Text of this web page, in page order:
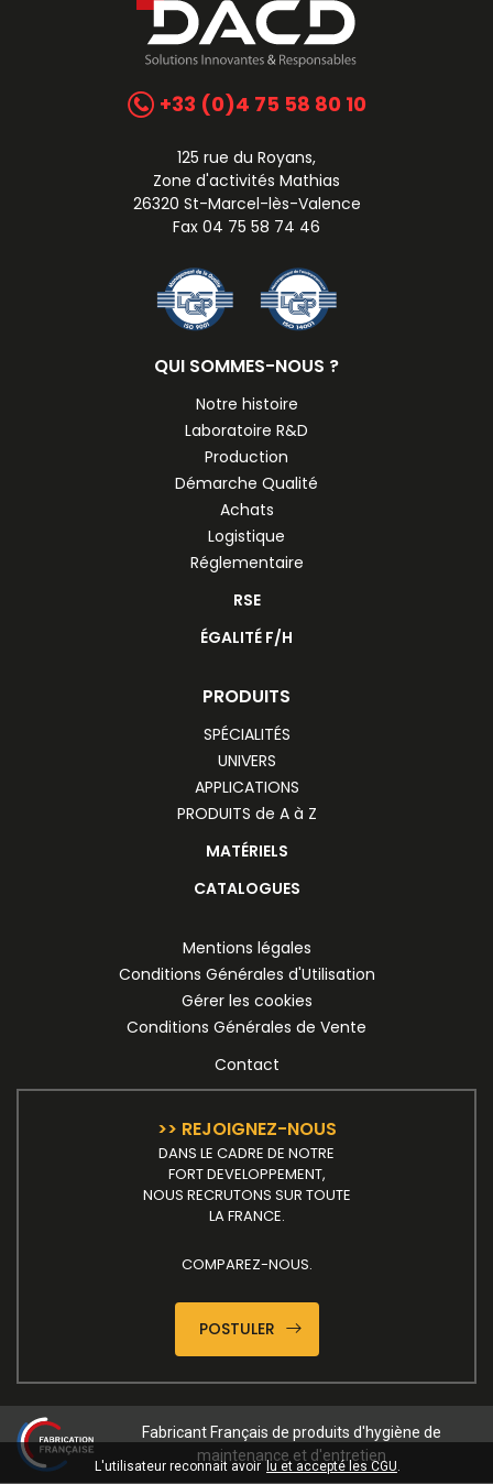
+33 (0)4 75 58 80 10
125 rue du Royans,
Zone d'activités Mathias
26320 St-Marcel-lès-Valence
Fax 04 75 58 74 46
QUI SOMMES-NOUS ?
Notre histoire
Laboratoire R&D
Production
Démarche Qualité
Achats
Logistique
Réglementaire
RSE
ÉGALITÉ F/H
PRODUITS
SPÉCIALITÉS
UNIVERS
APPLICATIONS
PRODUITS de A à Z
MATÉRIELS
CATALOGUES
Mentions légales
Conditions Générales d'Utilisation
Gérer les cookies
Conditions Générales de Vente
Contact
>> REJOIGNEZ-NOUS
DANS LE CADRE DE NOTRE
FORT DEVELOPPEMENT,
NOUS RECRUTONS SUR TOUTE
LA FRANCE.
COMPAREZ-NOUS.
POSTULER
Fabricant Français de produits d'hygiène de
maintenance et d'entretien
L'utilisateur reconnait avoir lu et accepté les CGU.